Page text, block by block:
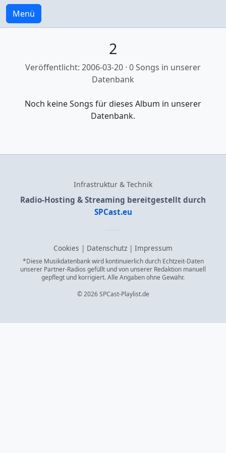
Menü
2
Veröffentlicht: 2006-03-20 · 0 Songs in unserer
Datenbank
Noch keine Songs für dieses Album in unserer
Datenbank.
Infrastruktur & Technik
Radio-Hosting & Streaming bereitgestellt durch
SPCast.eu
Cookies | Datenschutz | Impressum
*Diese Musikdatenbank wird kontinuierlich durch Echtzeit-Daten
unserer Partner-Radios gefüllt und von unserer Redaktion manuell
gepflegt und korrigiert. Alle Angaben ohne Gewähr.
© 2026 SPCast-Playlist.de